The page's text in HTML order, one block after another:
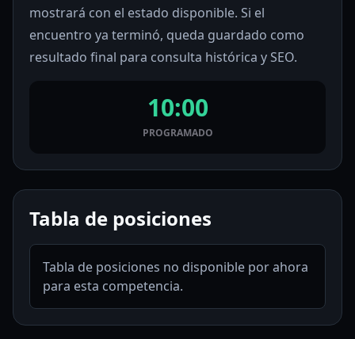
mostrará con el estado disponible. Si el
encuentro ya terminó, queda guardado como
resultado final para consulta histórica y SEO.
10:00
PROGRAMADO
Tabla de posiciones
Tabla de posiciones no disponible por ahora
para esta competencia.